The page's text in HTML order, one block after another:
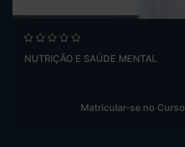
NUTRIÇÃO E SAÚDE MENTAL
Matricular-se no Curso